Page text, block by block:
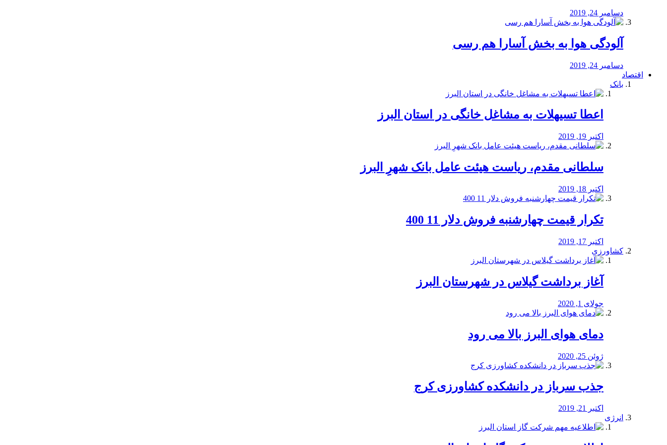
دسامبر 24, 2019
آلودگی هوا به بخش آسارا هم رسی
دسامبر 24, 2019
اقتصاد
بانک
️اعطا تسیهلات به مشاغل خانگی در استان البرز
اکتبر 19, 2019
سلطانی مقدم، ریاست هیئت عامل بانک شهرِ البرز
اکتبر 18, 2019
تکرار قیمت چهارشنبه فروش دلار 11 400
اکتبر 17, 2019
کشاورزی
آغاز برداشت گیلاس در شهرستان البرز
جولای 1, 2020
دمای هوای البرز بالا می رود
ژوئن 25, 2020
جذب سرباز در دانشکده کشاورزی کرج
اکتبر 21, 2019
انرژی